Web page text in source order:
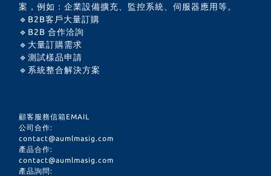
案，例如：企業設備擴充、監控系統、伺服器應用等。
🔹B2B客戶大量訂購
🔹B2B 合作洽詢
🔹大量訂購需求
🔹測試樣品申請
🔹系統整合解決方案
顧客服務信箱EMAIL
公司合作:
contact@aumlmasig.com
產品合作:
contact@aumlmasig.com
產品詢問: